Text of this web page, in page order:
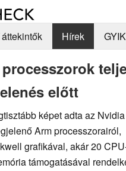
Hírek
előtt
képet adta az Nvidia
Arm processzorairól,
grafikával, akár 20
támogatásával